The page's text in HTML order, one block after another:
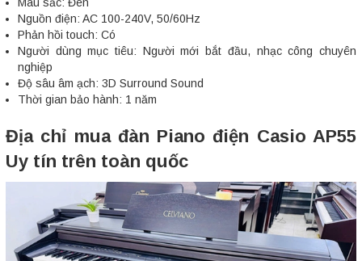
Nguồn điện: AC 100-240V, 50/60Hz
Phản hồi touch: Có
Người dùng mục tiêu: Người mới bắt đầu, nhạc công chuyên
nghiệp
Độ sâu âm ạch: 3D Surround Sound
Thời gian bảo hành: 1 năm
Địa chỉ mua đàn Piano điện Casio AP55
Uy tín trên toàn quốc